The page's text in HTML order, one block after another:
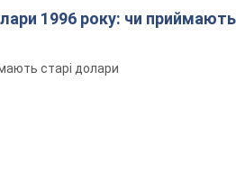
1996 року: чи приймають
старі долари